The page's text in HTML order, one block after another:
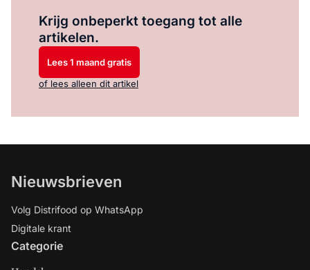
Krijg onbeperkt toegang tot alle
artikelen.
Lees 1 maand gratis
of lees alleen dit artikel
Nieuwsbrieven
Volg Distrifood op WhatsApp
Digitale krant
Categorie